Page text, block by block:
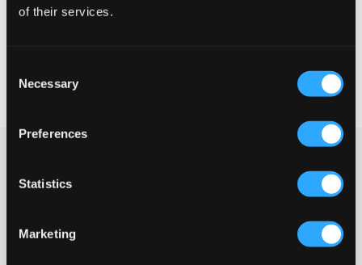
of their services.
Selection
Necessary
Preferences
Statistics
Marketing
KIES EEN MAAT
Gratis verzending vanaf €69
een kraag en knopen, en op de borst zit een zak. Dit shirt is
perfect voor de lente en alle zomerse festiviteiten.
Kraag